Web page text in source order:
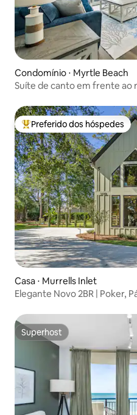
Condomínio ⋅ Myrtle Beach
Suíte de canto em frente ao
Entre os melhores
Preferido dos hóspedes
Casa ⋅ Murrells Inlet
Elegante Novo 2BR | Poker,
Superhost
Superhost